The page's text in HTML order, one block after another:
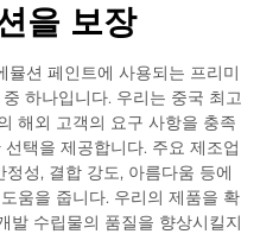
을 보장
션 페인트에 사용되는 프리미
하나입니다. 우리는 중국 최고
해외 고객의 요구 사항을 충족
택을 제공합니다. 주요 제조업
성, 결합 강도, 아름다움 등에
움을 줍니다. 우리의 제품을 확
수립물의 품질을 향상시킬지